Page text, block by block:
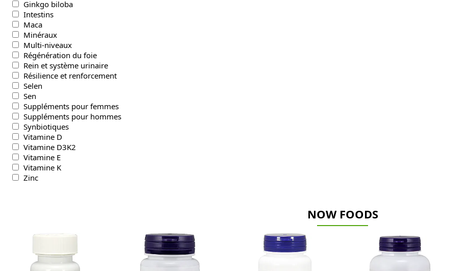
Ginkgo biloba
Intestins
Maca
Minéraux
Multi-niveaux
Régénération du foie
Rein et système urinaire
Résilience et renforcement
Selen
Sen
Suppléments pour femmes
Suppléments pour hommes
Synbiotiques
Vitamine D
Vitamine D3K2
Vitamine E
Vitamine K
Zinc
NOW FOODS